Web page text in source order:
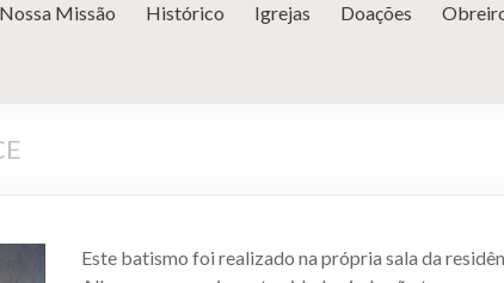
Nossa Missão Histórico Igrejas Doações
Este batismo foi realizado na própria sala da